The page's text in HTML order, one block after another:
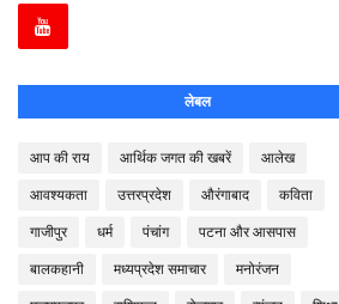
लेबल
आप की राय आर्थिक जगत की खबरें
आलेख
आवश्यकता
उत्तरप्रदेश औरंगाबाद
कविता
गाजीपुर
धर्म पंचांग
पटना और आसपास
बालकहानी
मध्यप्रदेश समाचार
मनोरंजन